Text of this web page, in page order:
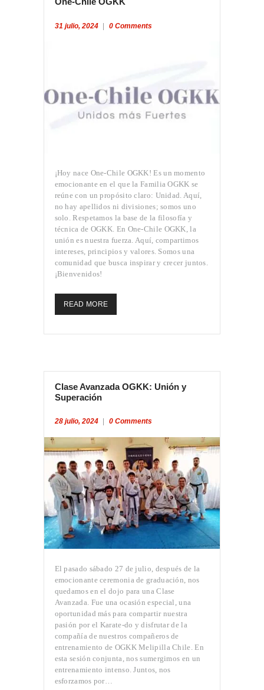
ASSOCIATION
CONTACTO
31 julio, 2024 0 Comments
¡Hoy nace One-Chile OGKK! Es un momento
emocionante en el que la Familia OGKK se
reúne con un propósito claro: Unidad. Aquí,
no hay apellidos ni divisiones; somos uno
solo. Respetamos la base de la filosofía y
técnica de OGKK. En One-Chile OGKK, la
unión es nuestra fuerza. Aquí, compartimos
intereses, principios y valores. Somos una
comunidad que busca inspirar y crecer juntos.
¡Bienvenidos!
READ MORE
Clase Avanzada OGKK: Unión y
Superación
28 julio, 2024 0 Comments
El pasado sábado 27 de julio, después de la
emocionante ceremonia de graduación, nos
quedamos en el dojo para una Clase
Avanzada. Fue una ocasión especial, una
oportunidad más para compartir nuestra
pasión por el Karate-do y disfrutar de la
compañía de nuestros compañeros de
entrenamiento de OGKK Melipilla Chile. En
esta sesión conjunta, nos sumergimos en un
entrenamiento intenso. Juntos, nos
esforzamos por…